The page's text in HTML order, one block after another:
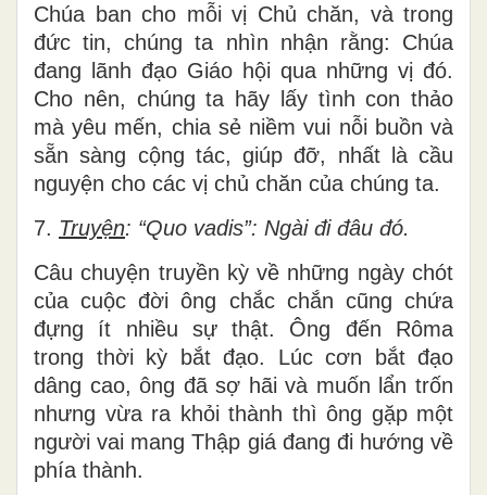
Chúa ban cho mỗi vị Chủ chăn, và trong
đức tin, chúng ta nhìn nhận rằng: Chúa
đang lãnh đạo Giáo hội qua những vị đó.
Cho nên, chúng ta hãy lấy tình con thảo
mà yêu mến, chia sẻ niềm vui nỗi buồn và
sẵn sàng cộng tác, giúp đỡ, nhất là cầu
nguyện cho các vị chủ chăn của chúng ta.
7. Truyện: “Quo vadis”: Ngài đi đâu đó.
Câu chuyện truyền kỳ về những ngày chót
của cuộc đời ông chắc chắn cũng chứa
đựng ít nhiều sự thật. Ông đến Rôma
trong thời kỳ bắt đạo. Lúc cơn bắt đạo
dâng cao, ông đã sợ hãi và muốn lẩn trốn
nhưng vừa ra khỏi thành thì ông gặp một
người vai mang Thập giá đang đi hướng về
phía thành.